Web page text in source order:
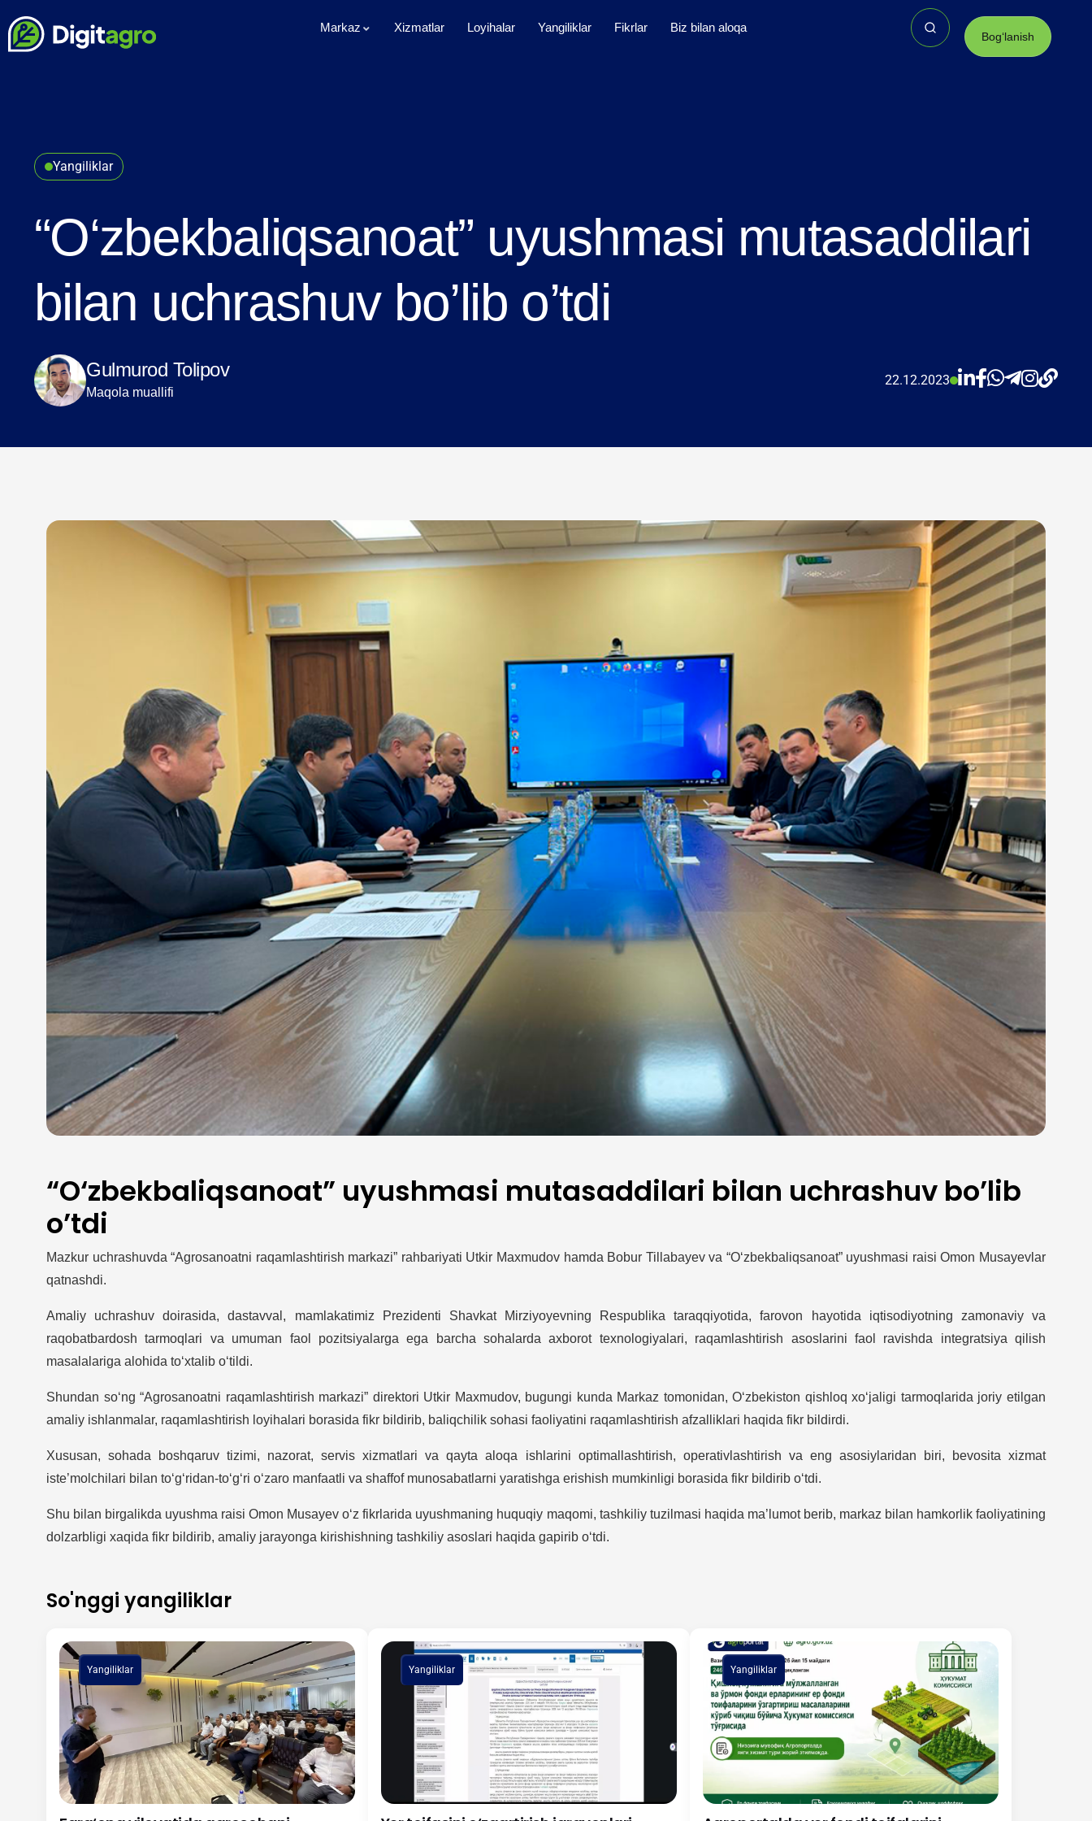
Markaz Xizmatlar Loyihalar Yangiliklar Fikrlar Biz bilan aloqa
Bogʻlanish
Yangiliklar
“O‘zbekbaliqsanoat” uyushmasi mutasaddilari
bilan uchrashuv bo’lib o’tdi
Gulmurod Tolipov
Maqola muallifi
22.12.2023
“O‘zbekbaliqsanoat” uyushmasi mutasaddilari bilan uchrashuv bo’lib
o’tdi
Mazkur uchrashuvda “Agrosanoatni raqamlashtirish markazi” rahbariyati Utkir Maxmudov hamda Bobur Tillabayev va “O‘zbekbaliqsanoat” uyushmasi raisi Omon Musayevlar
qatnashdi.
Amaliy uchrashuv doirasida, dastavval, mamlakatimiz Prezidenti Shavkat Mirziyoyevning Respublika taraqqiyotida, farovon hayotida iqtisodiyotning zamonaviy va
raqobatbardosh tarmoqlari va umuman faol pozitsiyalarga ega barcha sohalarda axborot texnologiyalari, raqamlashtirish asoslarini faol ravishda integratsiya qilish
masalalariga alohida to‘xtalib o‘tildi.
Shundan so‘ng “Agrosanoatni raqamlashtirish markazi” direktori Utkir Maxmudov, bugungi kunda Markaz tomonidan, O‘zbekiston qishloq xo‘jaligi tarmoqlarida joriy etilgan
amaliy ishlanmalar, raqamlashtirish loyihalari borasida fikr bildirib, baliqchilik sohasi faoliyatini raqamlashtirish afzalliklari haqida fikr bildirdi.
Xususan, sohada boshqaruv tizimi, nazorat, servis xizmatlari va qayta aloqa ishlarini optimallashtirish, operativlashtirish va eng asosiylaridan biri, bevosita xizmat
iste’molchilari bilan to‘g‘ridan-to‘g‘ri o‘zaro manfaatli va shaffof munosabatlarni yaratishga erishish mumkinligi borasida fikr bildirib o‘tdi.
Shu bilan birgalikda uyushma raisi Omon Musayev o‘z fikrlarida uyushmaning huquqiy maqomi, tashkiliy tuzilmasi haqida ma’lumot berib, markaz bilan hamkorlik faoliyatining
dolzarbligi xaqida fikr bildirib, amaliy jarayonga kirishishning tashkiliy asoslari haqida gapirib o‘tdi.
So'nggi yangiliklar
Yangiliklar Yangiliklar Yangiliklar